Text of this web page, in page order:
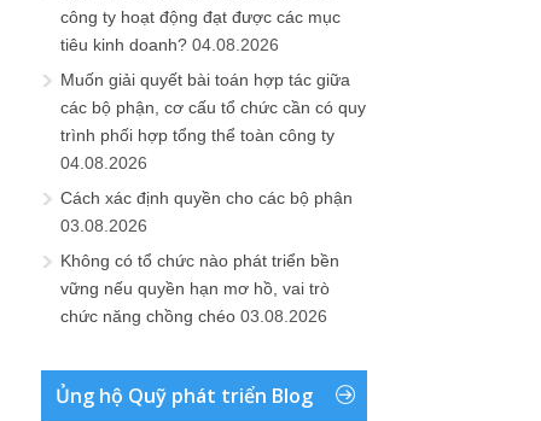
công ty hoạt động đạt được các mục
tiêu kinh doanh? 04.08.2026
Muốn giải quyết bài toán hợp tác giữa
các bộ phận, cơ cấu tổ chức cần có quy
trình phối hợp tổng thể toàn công ty
04.08.2026
Cách xác định quyền cho các bộ phận
03.08.2026
Không có tổ chức nào phát triển bền
vững nếu quyền hạn mơ hồ, vai trò
chức năng chồng chéo 03.08.2026
Ủng hộ Quỹ phát triển Blog